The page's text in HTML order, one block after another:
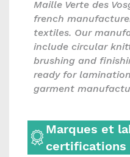
Maille Verte des
french
textiles. Our
include circular
brushing and
ready for
garment
Marques et
certifications